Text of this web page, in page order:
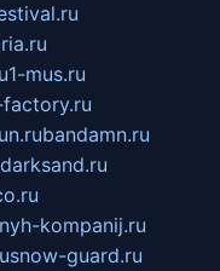
1-mus.ru
bandamn.ru
darksand.ru
kompanij.ru
snow-guard.ru